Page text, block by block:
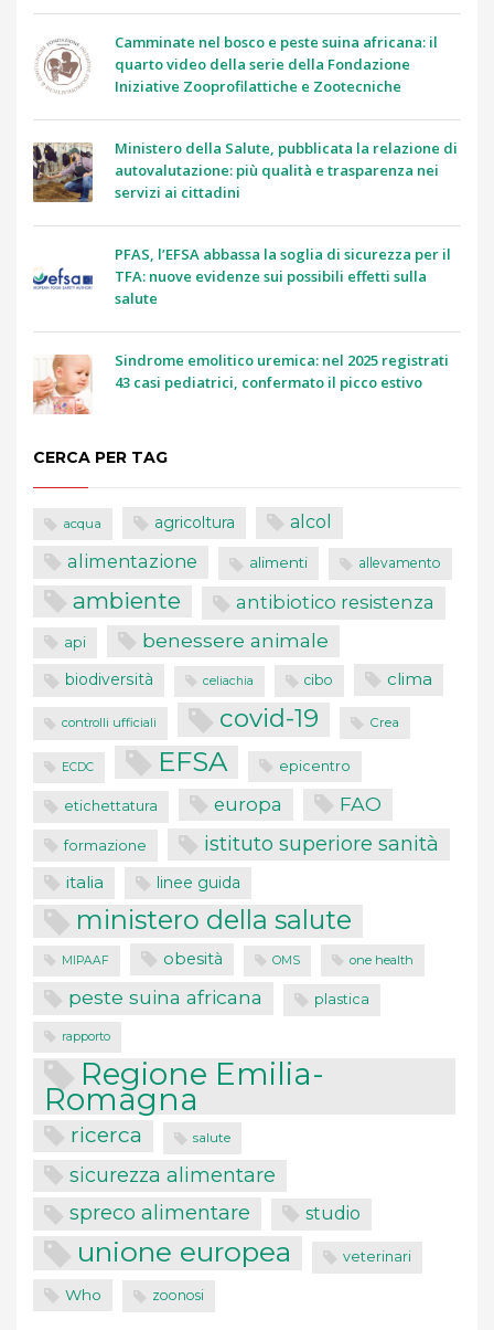
Camminate nel bosco e peste suina africana: il
quarto video della serie della Fondazione
Iniziative Zooprofilattiche e Zootecniche
Ministero della Salute, pubblicata la relazione di
autovalutazione: più qualità e trasparenza nei
servizi ai cittadini
PFAS, l’EFSA abbassa la soglia di sicurezza per il
TFA: nuove evidenze sui possibili effetti sulla
salute
Sindrome emolitico uremica: nel 2025 registrati
43 casi pediatrici, confermato il picco estivo
CERCA PER TAG
acqua agricoltura alcol
alimentazione alimenti allevamento
ambiente antibiotico resistenza
api benessere animale
biodiversità celiachia cibo clima
controlli ufficiali covid-19 Crea
ECDC EFSA epicentro
etichettatura europa FAO
formazione istituto superiore sanità
italia linee guida
ministero della salute
MIPAAF obesità OMS one health
peste suina africana plastica
rapporto
Regione Emilia-
Romagna
ricerca salute
sicurezza alimentare
spreco alimentare studio
unione europea veterinari
Who zoonosi